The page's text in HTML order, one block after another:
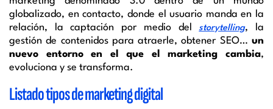
globalizado, en contacto, donde el usuario manda en la
relación, la captación por medio delstorytelling, la
gestión de contenidos para atraerle, obtener SEO… un
nuevo entorno en el que el marketing cambia,
evoluciona y se transforma.
Listado tipos de marketing digital